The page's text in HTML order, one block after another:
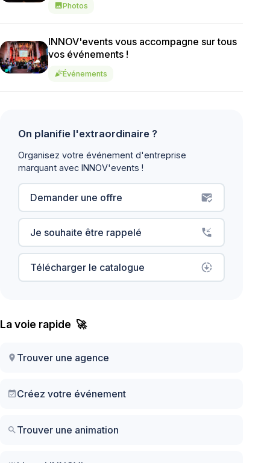
image Photos
INNOV'events vous accompagne sur tous
vos événements !
celebrationÉvénements
On planifie l'extraordinaire ?
Organisez votre événement d'entreprise
marquant avec INNOV'events !
Demander une offre mark_email_read
Je souhaite être rappelé phone_callback
Télécharger le catalogue downloading
La voie rapide 🚀
location_on Trouver une agence
event_availableCréez votre événement
search Trouver une animation